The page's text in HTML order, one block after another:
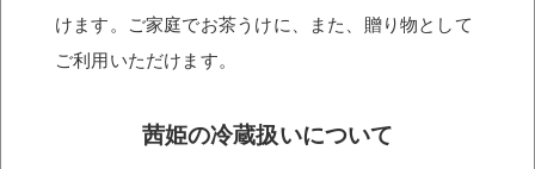
けます。ご家庭でお茶うけに、また、贈り物として
ご利用いただけます。
茜姫の冷蔵扱いについて